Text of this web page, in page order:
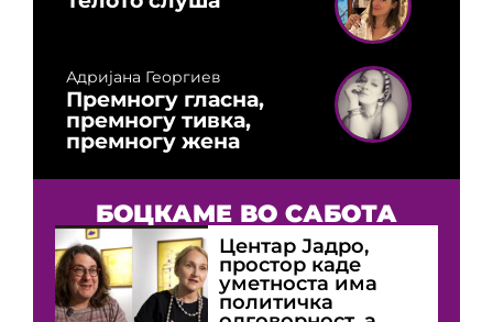
Адријана Георгиев
Премногу гласна,
премногу тивка,
премногу жена
БОЦКАМЕ ВО САБОТА
Центар Јадро,
простор каде
уметноста има
политичка